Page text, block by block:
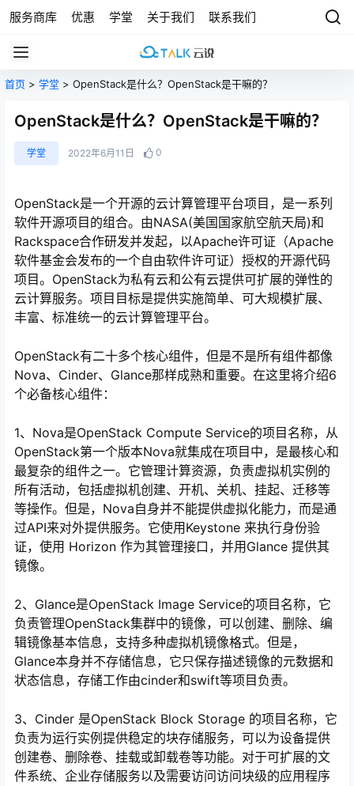
服务商库 优惠 学堂 关于我们 联系我们
首页 > 学堂 > OpenStack是什么？OpenStack是干嘛的？
OpenStack是什么？OpenStack是干嘛的？
学堂 2022年6月11日 0
OpenStack是一个开源的云计算管理平台项目，是一系列
软件开源项目的组合。由NASA(美国国家航空航天局)和
Rackspace合作研发并发起，以Apache许可证（Apache
软件基金会发布的一个自由软件许可证）授权的开源代码
项目。OpenStack为私有云和公有云提供可扩展的弹性的
云计算服务。项目目标是提供实施简单、可大规模扩展、
丰富、标准统一的云计算管理平台。
OpenStack有二十多个核心组件，但是不是所有组件都像
Nova、Cinder、Glance那样成熟和重要。在这里将介绍6
个必备核心组件：
1、Nova是OpenStack Compute Service的项目名称，从
OpenStack第一个版本Nova就集成在项目中，是最核心和
最复杂的组件之一。它管理计算资源，负责虚拟机实例的
所有活动，包括虚拟机创建、开机、关机、挂起、迁移等
等操作。但是，Nova自身并不能提供虚拟化能力，而是通
过API来对外提供服务。它使用Keystone 来执行身份验
证，使用 Horizon 作为其管理接口，并用Glance 提供其
镜像。
2、Glance是OpenStack Image Service的项目名称，它
负责管理OpenStack集群中的镜像，可以创建、删除、编
辑镜像基本信息，支持多种虚拟机镜像格式。但是，
Glance本身并不存储信息，它只保存描述镜像的元数据和
状态信息，存储工作由cinder和swift等项目负责。
3、Cinder 是OpenStack Block Storage 的项目名称，它
负责为运行实例提供稳定的块存储服务，可以为设备提供
创建卷、删除卷、挂载或卸载卷等功能。对于可扩展的文
件系统、企业存储服务以及需要访问访问块级的应用程序